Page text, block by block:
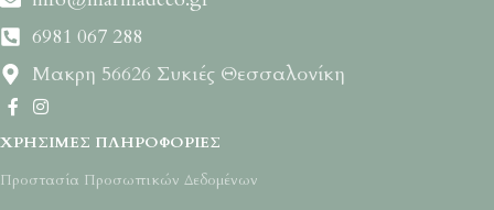
6981 067 288
Μακρη 56626 Συκιές Θεσσαλονίκη
ΧΡΉΣΙΜΕΣ ΠΛΗΡΟΦΟΡΊΕΣ
Προστασία Προσωπικών Δεδομένων